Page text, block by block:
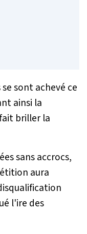
se sont achevé ce
ainsi la
briller la
sans accrocs,
aura
l'ire des